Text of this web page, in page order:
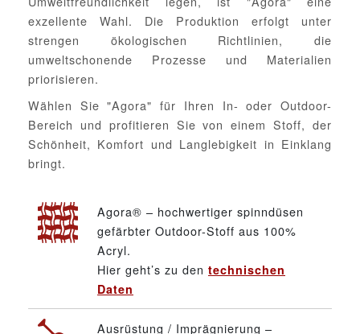
exzellente Wahl. Die Produktion erfolgt unter
strengen ökologischen Richtlinien, die
umweltschonende Prozesse und Materialien
priorisieren.
Wählen Sie "Agora" für Ihren In- oder Outdoor-
Bereich und profitieren Sie von einem Stoff, der
Schönheit, Komfort und Langlebigkeit in Einklang
bringt.
Agora® – hochwertiger spinndüsen
gefärbter Outdoor-Stoff aus 100%
Acryl.
Hier geht’s zu den technischen
Daten
Ausrüstung / Imprägnierung –